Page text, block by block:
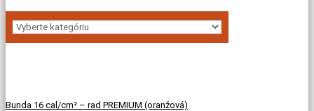
Bunda 16 cal/cm² – rad PREMIUM (oranžová)